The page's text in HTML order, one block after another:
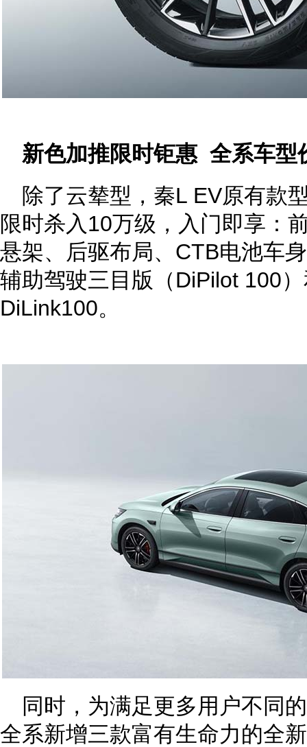
新色加推限时钜惠 全系车型
除了云辇型，秦L EV原有款
限时杀入10万级，入门即享：
悬架、后驱布局、CTB电池车
辅助驾驶三目版（DiPilot 100
DiLink100。
同时，为满足更多用户不同
全系新增三款富有生命力的全